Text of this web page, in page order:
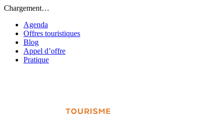
Chargement…
Agenda
Offres touristiques
Blog
Appel d’offre
Pratique